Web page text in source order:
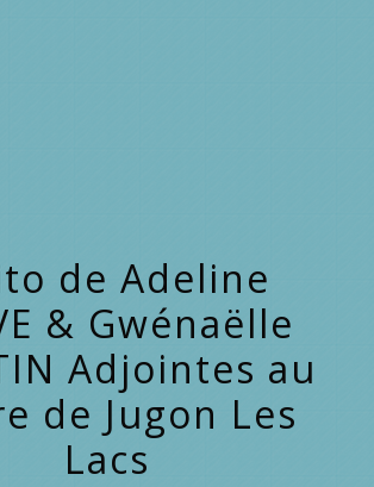
de Adeline
& Gwénaëlle
Adjointes au
de Jugon Les
Lacs